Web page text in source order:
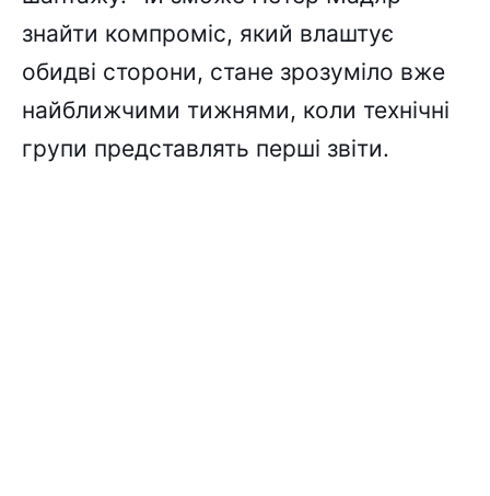
знайти компроміс, який влаштує
обидві сторони, стане зрозуміло вже
найближчими тижнями, коли технічні
групи представлять перші звіти.